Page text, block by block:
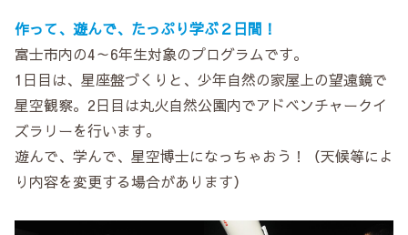
作って、遊んで、たっぷり学ぶ２日間！
富士市内の4～6年生対象のプログラムです。
1日目は、星座盤づくりと、少年自然の家屋上の望遠鏡で
星空観察。2日目は丸火自然公園内でアドベンチャークイ
ズラリーを行います。
遊んで、学んで、星空博士になっちゃおう！（天候等によ
り内容を変更する場合があります）